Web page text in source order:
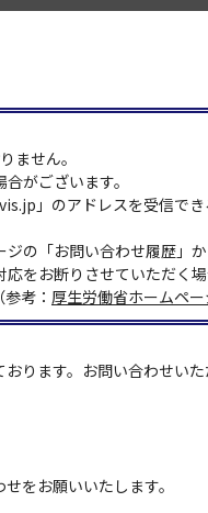
ません。
がございます。
」のアドレスを受信でき
の「お問い合わせ履歴」か
をお断りさせていただく場
考： 厚生労働省ホームペー
おります。お問い合わせい
をお願いいたします。